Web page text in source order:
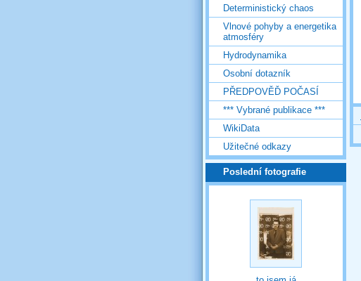
Deterministický chaos
Vlnové pohyby a energetika
atmosféry
Hydrodynamika
Osobní dotazník
PŘEDPOVĚĎ POČASÍ
*** Vybrané publikace ***
WikiData
Užitečné odkazy
Poslední fotografie